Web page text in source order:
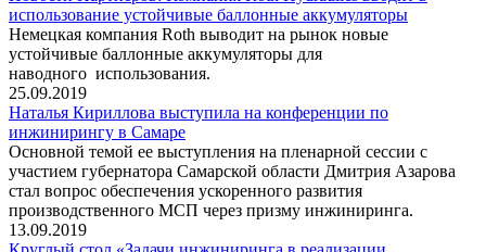
использование устойчивые баллонные аккумуляторы
Немецкая компания Roth выводит на рынок новые
устойчивые баллонные аккумуляторы для
наводного использования.
25.09.2019
Наталья Кириллова выступила на конференции по
инжинирингу в Самаре
Основной темой ее выступления на пленарной сессии с
участием губернатора Самарской области Дмитрия Азарова
стал вопрос обеспечения ускоренного развития
производственного МСП через призму инжиниринга.
13.09.2019